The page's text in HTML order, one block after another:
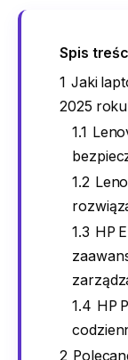
Spis
1 Jaki
2025
1.1
1.2
1.3 HP
1.4 HP
2